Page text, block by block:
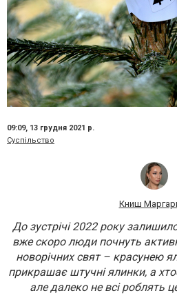
09:09, 13 грудня 2021 р.
Суспільство
Книш
До зустрічі 2022 року
вже скоро люди почнуть
новорічних свят – красунею
прикрашає штучні ялинки, а
але далеко не всі роблять